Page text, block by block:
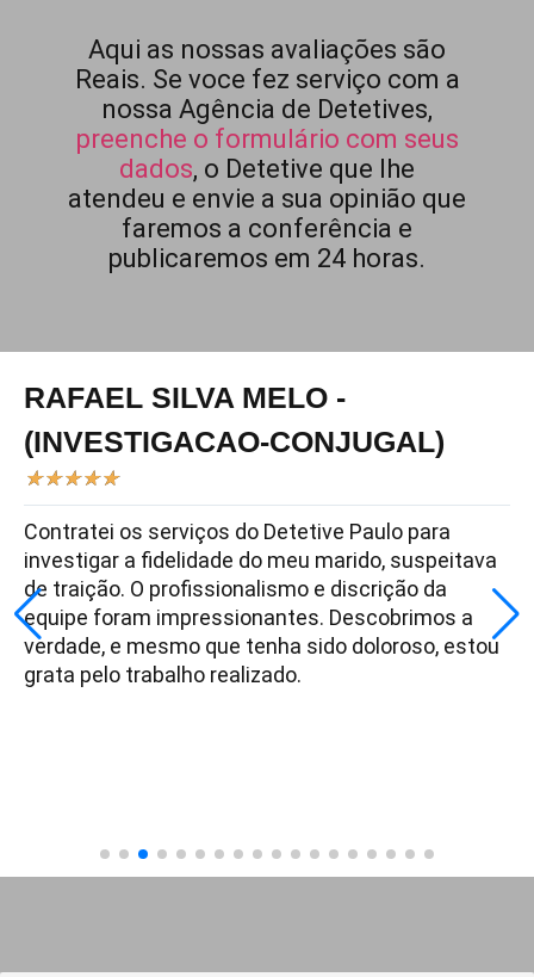
Aqui as nossas avaliações são
Reais. Se voce fez serviço com a
nossa Agência de Detetives,
preenche o formulário com seus
dados, o Detetive que lhe
atendeu e envie a sua opinião que
faremos a conferência e
publicaremos em 24 horas.
RAFAEL SILVA MELO -
(INVESTIGACAO-CONJUGAL)
★★★★★
Contratei os serviços do Detetive Paulo para
investigar a fidelidade do meu marido, suspeitava
de traição. O profissionalismo e discrição da
equipe foram impressionantes. Descobrimos a
verdade, e mesmo que tenha sido doloroso, estou
grata pelo trabalho realizado.